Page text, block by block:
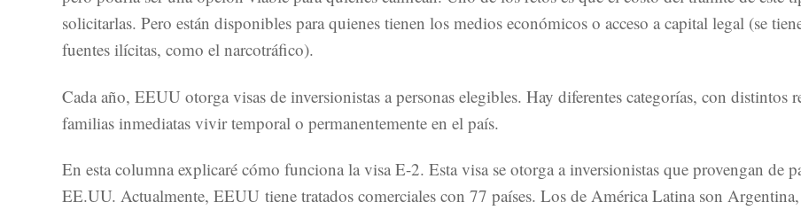
solicitarlas. Pero están disponibles para quienes tienen los medios económicos o acceso a capital legal (se
fuentes ilícitas, como el narcotráfico).
Cada año, EEUU otorga visas de inversionistas a personas elegibles. Hay diferentes categorías, con distintos
familias inmediatas vivir temporal o permanentemente en el país.
En esta columna explicaré cómo funciona la visa E-2. Esta visa se otorga a inversionistas que provengan de
EE.UU. Actualmente, EEUU tiene tratados comerciales con 77 países. Los de América Latina son